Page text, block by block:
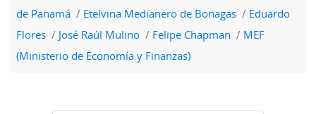
de Panamá
Etelvina Medianero de Bonagas
Eduardo
Flores
José Raúl Mulino Felipe Chapman
MEF
(Ministerio de Economía y Finanzas)